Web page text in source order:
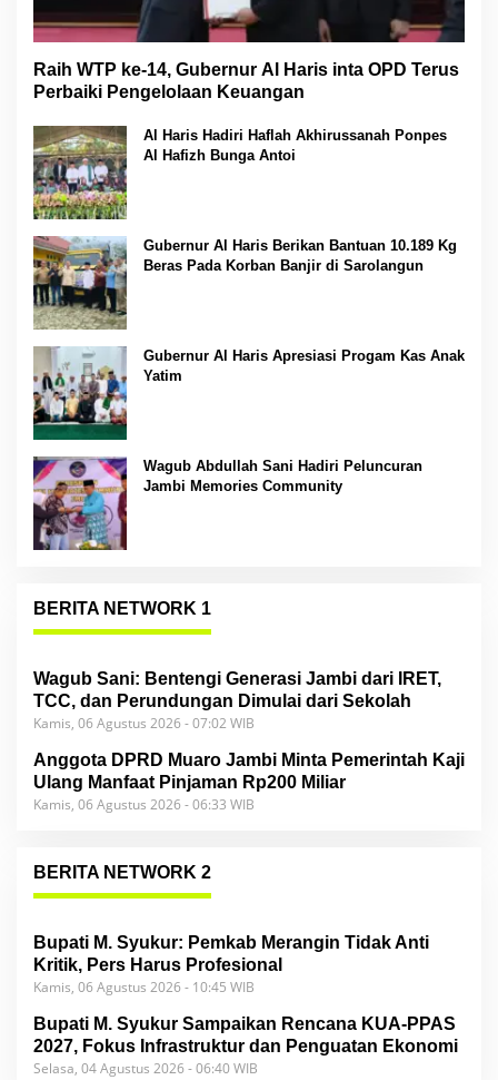
Raih WTP ke-14, Gubernur Al Haris inta OPD Terus
Perbaiki Pengelolaan Keuangan
Al Haris Hadiri Haflah Akhirussanah Ponpes
Al Hafizh Bunga Antoi
Gubernur Al Haris Berikan Bantuan 10.189 Kg
Beras Pada Korban Banjir di Sarolangun
Gubernur Al Haris Apresiasi Progam Kas Anak
Yatim
Wagub Abdullah Sani Hadiri Peluncuran
Jambi Memories Community
BERITA NETWORK 1
Wagub Sani: Bentengi Generasi Jambi dari IRET,
TCC, dan Perundungan Dimulai dari Sekolah
Kamis, 06 Agustus 2026 - 07:02 WIB
Anggota DPRD Muaro Jambi Minta Pemerintah Kaji
Ulang Manfaat Pinjaman Rp200 Miliar
Kamis, 06 Agustus 2026 - 06:33 WIB
BERITA NETWORK 2
Bupati M. Syukur: Pemkab Merangin Tidak Anti
Kritik, Pers Harus Profesional
Kamis, 06 Agustus 2026 - 10:45 WIB
Bupati M. Syukur Sampaikan Rencana KUA-PPAS
2027, Fokus Infrastruktur dan Penguatan Ekonomi
Selasa, 04 Agustus 2026 - 06:40 WIB